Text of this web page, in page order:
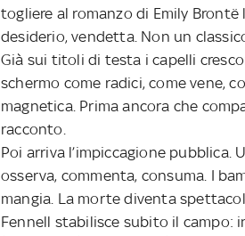
togliere al romanzo di Emily
desiderio, vendetta. Non un
Già sui titoli di testa i capelli
schermo come radici, come vene,
magnetica. Prima ancora che
racconto.
Poi arriva l’impiccagione
osserva, commenta, consuma. I
mangia. La morte diventa
Fennell stabilisce subito il campo: